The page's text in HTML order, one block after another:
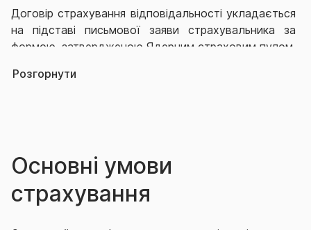
Договір страхування відповідальності укладається
на підставі письмової заяви страхувальника за
формою, затвердженою Ядерним страховим пулом,
страхувальником лише після призначення
Розгорнути
Основні умови
страхування